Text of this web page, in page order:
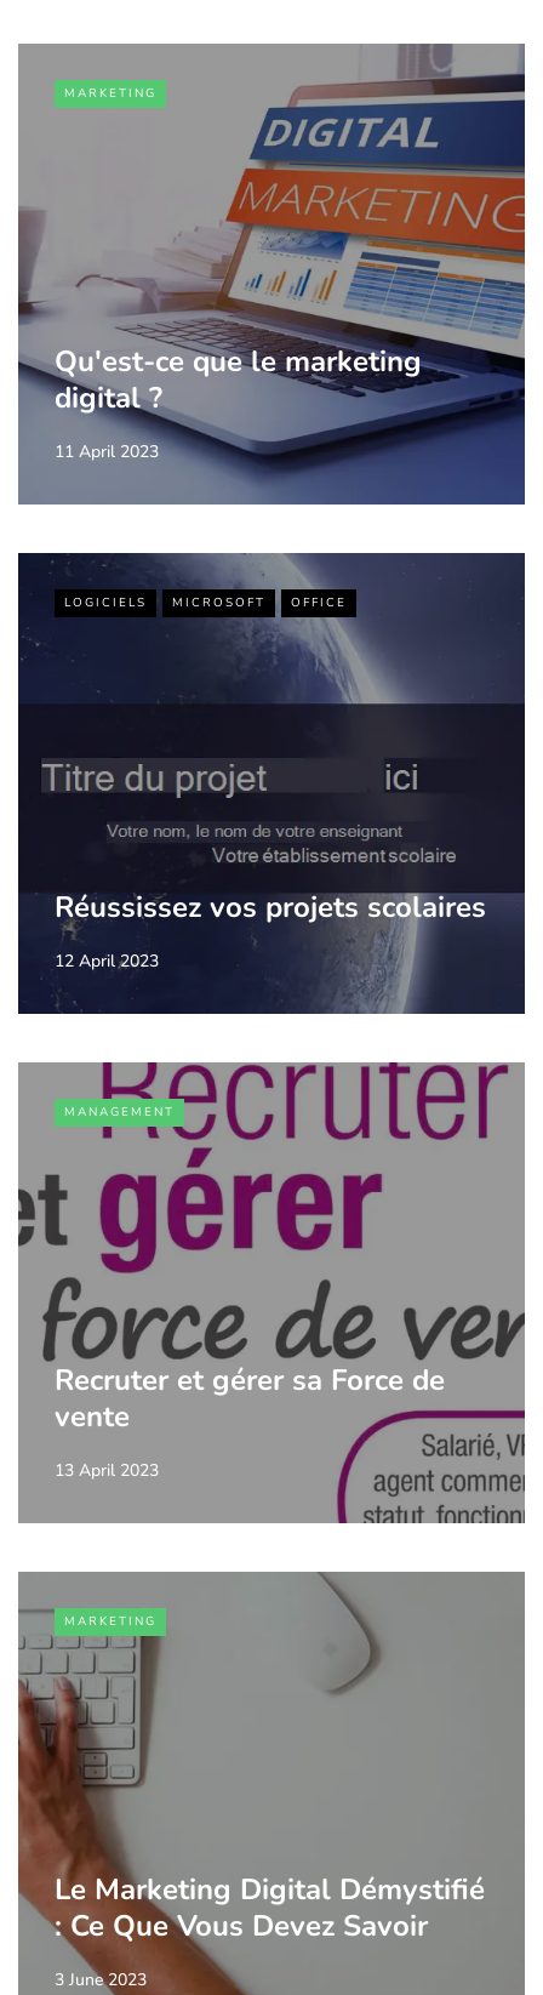
MARKETING
Qu'est-ce que le marketing
digital ?
11 April 2023
LOGICIELS MICROSOFT OFFICE
Réussissez vos projets scolaires
12 April 2023
MANAGEMENT
Recruter et gérer sa Force de
vente
13 April 2023
MARKETING
Le Marketing Digital Démystifié
: Ce Que Vous Devez Savoir
3 June 2023